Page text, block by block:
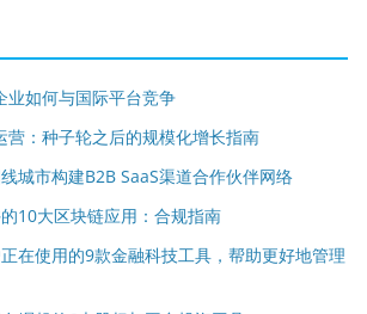
业如何与国际平台竞争
营：种子轮之后的规模化增长指南
城市构建B2B SaaS渠道合作伙伴网络
10大区块链应用：合规指南
在使用的9款金融科技工具，帮助更好地管理